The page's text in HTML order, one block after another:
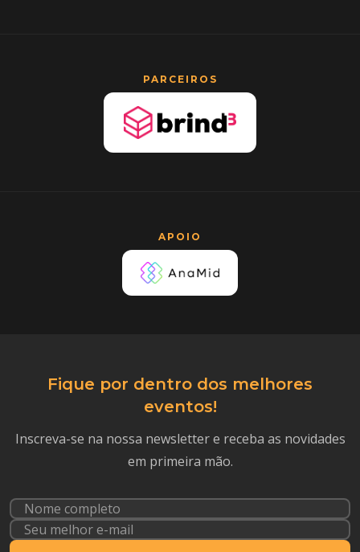
PARCEIROS
APOIO
Fique por dentro dos melhores
eventos!
Inscreva-se na nossa newsletter e receba as novidades
em primeira mão.